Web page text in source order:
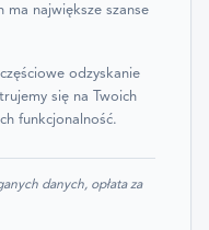
ma największe szanse
odzyskanie
się na Twoich
funkcjonalność.
danych, opłata za